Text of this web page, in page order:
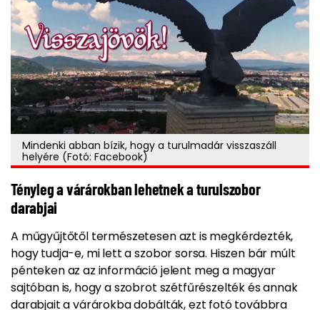
Mindenki abban bízik, hogy a turulmadár visszaszáll
helyére (Fotó: Facebook)
Tényleg a várárokban lehetnek a turulszobor
darabjai
A műgyűjtőtől természetesen azt is megkérdezték,
hogy tudja-e, mi lett a szobor sorsa. Hiszen bár múlt
pénteken az az információ jelent meg a magyar
sajtóban is, hogy a szobrot szétfűrészelték és annak
darabjait a várárokba dobálták, ezt fotó továbbra